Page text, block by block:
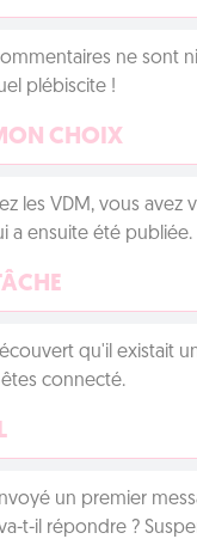
ne sont
plébiscite !
CHOIX
les VDM, vous avez
a ensuite été publiée.
qu'il existait
connecté.
un premier
t-il répondre ?